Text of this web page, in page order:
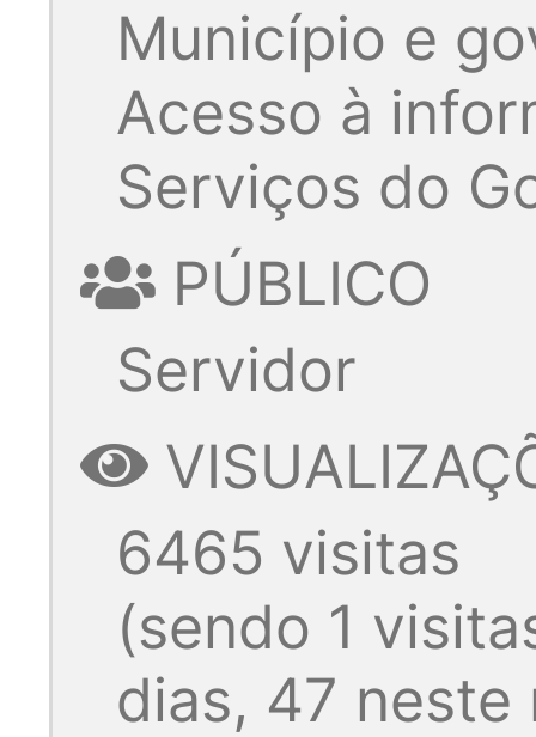
Município e
Acesso à
Serviços do
PÚBLICO
Servidor
6465 visitas
(sendo 1
dias, 47 neste